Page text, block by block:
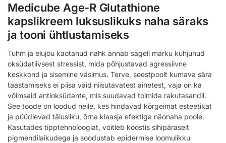
Medicube Age-R Glutathione
kapslikreem luksuslikuks naha säraks
ja tooni ühtlustamiseks
Tuhm ja elujõu kaotanud nahk annab sageli märku kuhjunud
oksüdatiivsest stressist, mida põhjustavad agressiivne
keskkond ja sisemine väsimus. Terve, seestpoolt kumava sära
taastamiseks ei piisa vaid niisutavatest ainetest, vaja on ka
võimsaid antioksüdante, mis suudavad toimida rakutasandil.
See toode on loodud neile, kes hindavad kõrgeimat esteetikat
ja püüdlevad täiusliku, õrna klaasja efektiga näonaha poole.
Kasutades tipptehnoloogiat, võitleb koostis sihipäraselt
pigmendilaikudega ja soodustab epidermise loomulikku